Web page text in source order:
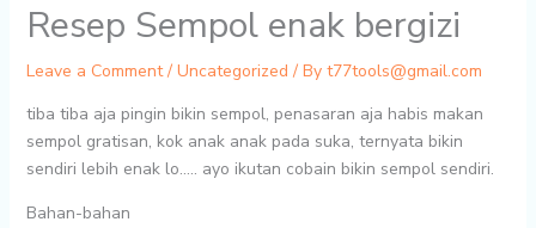
Resep Sempol enak bergizi
Leave a Comment / Uncategorized / By t77tools@gmail.com
tiba tiba aja pingin bikin sempol, penasaran aja habis makan
sempol gratisan, kok anak anak pada suka, ternyata bikin
sendiri lebih enak lo….. ayo ikutan cobain bikin sempol sendiri.
Bahan-bahan